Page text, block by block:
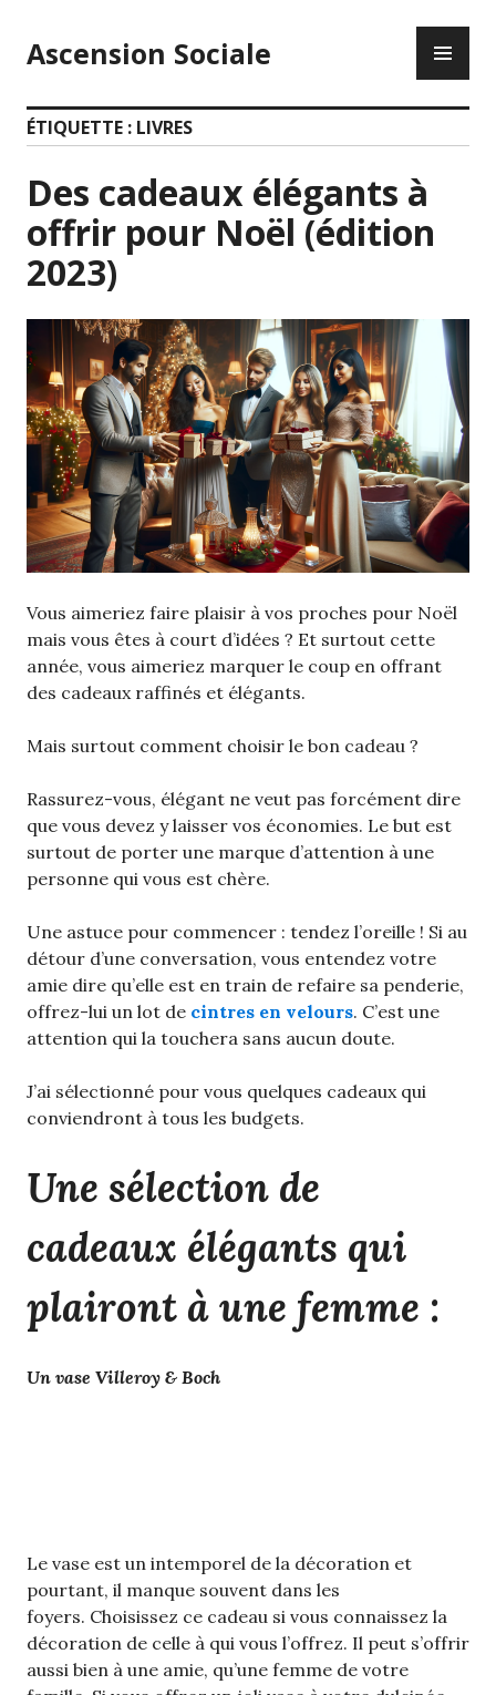
au
contenu
Ascension Sociale
ÉTIQUETTE : LIVRES
Des cadeaux élégants à
offrir pour Noël (édition
2023)
Vous aimeriez faire plaisir à vos proches pour Noël
mais vous êtes à court d’idées ? Et surtout cette
année, vous aimeriez marquer le coup en offrant
des cadeaux raffinés et élégants.
Mais surtout comment choisir le bon cadeau ?
Rassurez-vous, élégant ne veut pas forcément dire
que vous devez y laisser vos économies. Le but est
surtout de porter une marque d’attention à une
personne qui vous est chère.
Une astuce pour commencer : tendez l’oreille ! Si au
détour d’une conversation, vous entendez votre
amie dire qu’elle est en train de refaire sa penderie,
offrez-lui un lot de cintres en velours. C’est une
attention qui la touchera sans aucun doute.
J’ai sélectionné pour vous quelques cadeaux qui
conviendront à tous les budgets.
Une sélection de
cadeaux élégants qui
plairont à une femme :
Un vase Villeroy & Boch
Le vase est un intemporel de la décoration et
pourtant, il manque souvent dans les
foyers. Choisissez ce cadeau si vous connaissez la
décoration de celle à qui vous l’offrez. Il peut s’offrir
aussi bien à une amie, qu’une femme de votre